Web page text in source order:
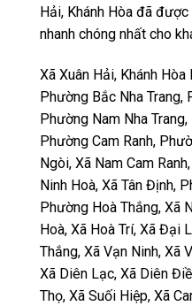
Hải, Khánh Hòa đã
nhanh chóng nhất cho
Xã Xuân Hải, Khánh
Phường Bắc Nha Trang,
Phường Nam Nha
Phường Cam Ranh,
Ngòi, Xã Nam Cam
Ninh Hoà, Xã Tân Định,
Phường Hoà Thắng, Xã
Hoà, Xã Hoà Trí, Xã Đại
Thắng, Xã Vạn Ninh, Xã
Xã Diên Lạc, Xã Diên
Thọ, Xã Suối Hiệp, Xã